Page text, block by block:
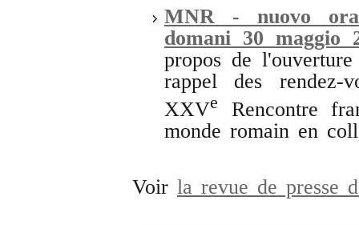
MNR - nuovo
domani 30 maggio
propos de
rappel des
XXVe
Rencontre
monde romain en
Voir la revue de presse